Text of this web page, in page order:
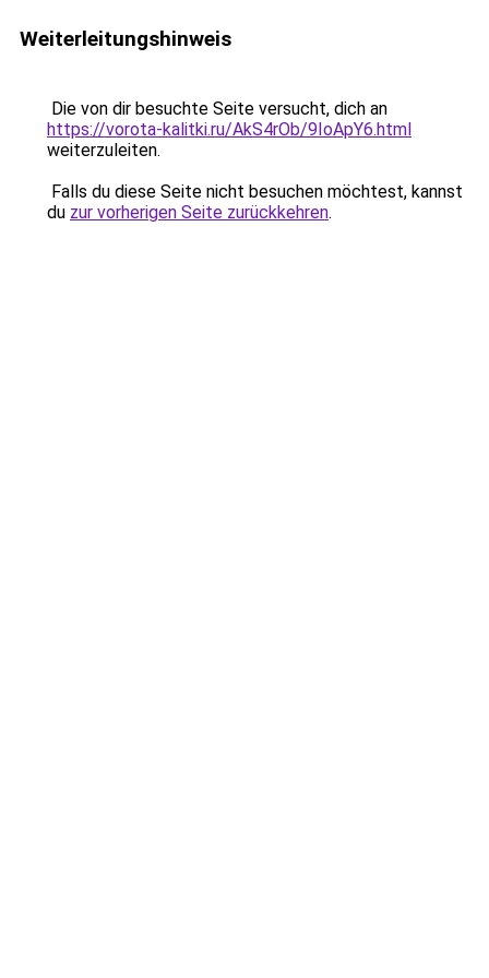
Weiterleitungshinweis
Die von dir besuchte Seite versucht, dich an
https://vorota-kalitki.ru/AkS4rOb/9IoApY6.html
weiterzuleiten.
Falls du diese Seite nicht besuchen möchtest, kannst
du zur vorherigen Seite zurückkehren.